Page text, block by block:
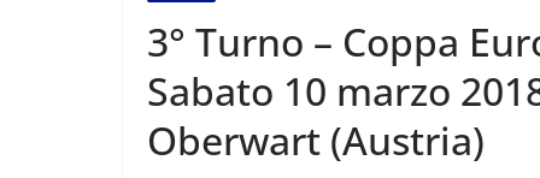
3° Turno – Coppa
Sabato 10 marzo
Oberwart (Austria)